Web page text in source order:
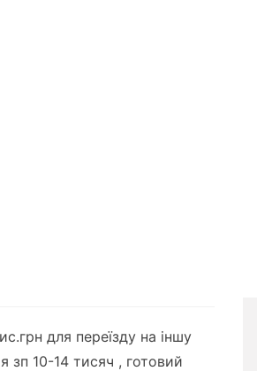
для переїзду на іншу
зп 10-14 тисяч , готовий